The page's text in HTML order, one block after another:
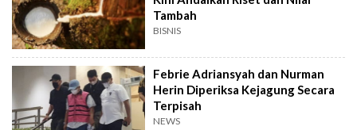
Tambah
BISNIS
Febrie Adriansyah dan Nurman
Herin Diperiksa Kejagung Secara
Terpisah
NEWS